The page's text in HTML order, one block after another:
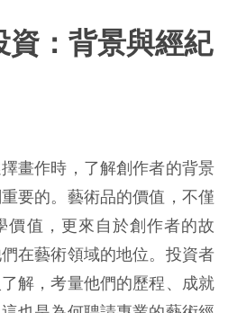
資：背景與經紀
畫作時，了解創作者的背景
要的。藝術品的價值，不僅
價值，更來自於創作者的故
在藝術領域的地位。投資者
解，考量他們的歷程、成就